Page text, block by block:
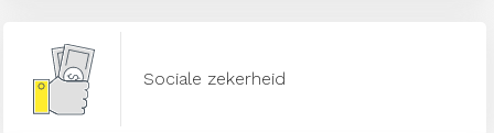
Sociale zekerheid